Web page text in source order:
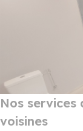
Nos
voisines